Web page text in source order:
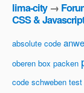
lima-city→
CSS & Javascript
absolute code
oberen box packen
code schweben test